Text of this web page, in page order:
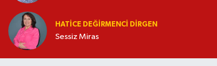
HATICE DEĞIRMENCI DIRGEN
Sessiz Miras